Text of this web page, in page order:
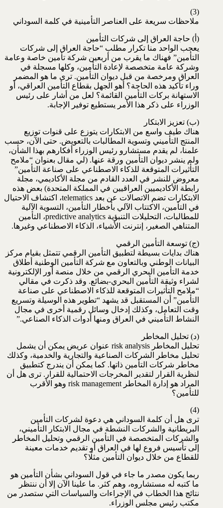
(3)
ملاحظات سريعة على العناصر التأمينية في كلمة السوداني
(أ) حاجة العراق إلى شركات التأمين
يعجب الواحد منا تكرار مطلب “حاجة العراق إلى شركات
التأمين” فهناك ما يقرب من أربعين شركة تأمين خاصة وعامة
وشركة عامة متخصصة لإعادة التأمين، وكلها مسجلة في
العراق ومرخصة من قبل ديوان التأمين. ترى ما هو المضمر
وراء تأكيد هذه الحاجة؟ أهو الجهل بقطاع التأمين العراقي، أو
الاستهانة بركات التأمين القائمة؟ لعل من أشار على رئيس
الوزراء على ذكر هذا الأمر يستطيع توفير الإجابة.
(ب) تعزيز الابتكار
هناك طيف واسع من الابتكارات يتوزع على قنوات توزيع
المنتج التأميني وتسوية المطالبات بالتعويض. حتى الآن، حسب
علمنا، لم يقدم مستشارو رئيس الوزراء أفكارهم بهذا الشأن،
ولم ينشر ديوان التأمين ورقة عنها. (لي مقال بعنوان “ملامح
التأثيرات المتوقعة للذكاء الاصطناعي على صناعة التأمين”
معروض للنشر في العدد القادم من مجلة الأكاديمي، مجلة
رابطة الأكاديميين العراقيين في المملكة المتحدة) بعض هذه
الابتكارات تضم الاتصالات عن بعد telematics، اكتشاف الاحتيال
في التأمين، الاكتتاب الآلي بأخطار التأمين، التسوية الآلية
للمطالبات، التحليلات التنبؤية predictive analytics، التأمين
المتناهي الصغير، إنترنت الأشياء، الذكاء الاصطناعي وغيرها.
(ج) توسعة التأمين الرقمي
هناك بدايات بسيطة لتطبيق التأمين الرقمي تتمثل بقيام مركز
البيانات الوطني وبالتعاون مع شركة التأمين الوطنية أطلاق
خدمة التأمين البحري الرقمي من خلال منصة أور الإلكترونية
لشراء وثيقة التأمين البحري-بضائع. وقد ذكرت في مقالي
“ملامح التأثيرات المتوقعة للذكاء الاصطناعي على صناعة
التأمين” أن المستقبل قد يشهد “تطوير هذه الوسيلة وتسريع
وقت التعامل، وكذلك إدخال وسائل رقمية أخرى في مجال
النشاط التأميني في العراق ومنها أدوات الذكاء الصناعي.”
(د) تحليل المخاطر
تحليل المخاطر risk analysis عنوان عريض يمكن أن يشمل
تحليل مخاطر الشركات الصناعية والتجارية والخدمية، وكذلك
مخاطر شركات التأمين ذاتها. كما يمكن أن يندرج كتطبيق
لنظرية القرار لتقدير المخرجات الاحتمالية للقرار. ترى هل أن
المراد هو إدارة المخاطر risk management وهو الأقرب
للتأمين؟
(4)
ترى هل أن كلمة السوداني هي دعوة لشركات التأمين
البريطانية والشركات النشطة في مجال الابتكار التأميني،
والشركات المتخصصة في التأمين الرقمي وتحليل المخاطر
إلى تأسيس فروع لها في العراق أو تقديم خدمات معينة
للقطاع من خلال ديوان التأمين مثلًا؟
ربما يكون مصدر ما جاء في قول السوداني بشأن التأمين هو
ما كتبه له مستشاروه، وهم كثر. ما علينا الآن إلا أن ننتظر
نتائج هذا الخطاب في الإجراءات والسياسات التي ستصدر من
مكتب رئيس مجلس الوزراء.